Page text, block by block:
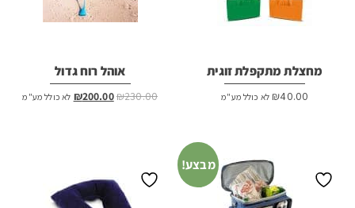
מחצלת מתקפלת זוגית
₪40.00 לא כולל מע"מ
אוהל רוח גדול
₪230.00
המחיר ₪200.00 המחיר
לא כולל מע"מ
מבצע!